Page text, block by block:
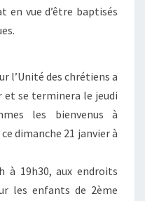
en vue d’être baptisés
l’Unité des chrétiens a
et se terminera le jeudi
les bienvenus à
dimanche 21 janvier à
à 19h30, aux endroits
les enfants de 2ème